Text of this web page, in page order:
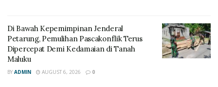
Di Bawah Kepemimpinan Jenderal
Petarung, Pemulihan Pascakonflik Terus
Dipercepat Demi Kedamaian di Tanah
Maluku
BY ADMIN AUGUST 6, 2026 0